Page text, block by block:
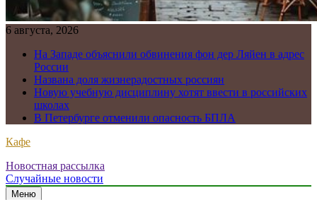
6 августа, 2026
На Западе объяснили обвинения фон дер Ляйен в адрес
России
Названа доля жизнерадостных россиян
Новую учебную дисциплину хотят ввести в российских
школах
В Петербурге отменили опасность БПЛА
Кафе
Новостная рассылка
Случайные новости
Меню